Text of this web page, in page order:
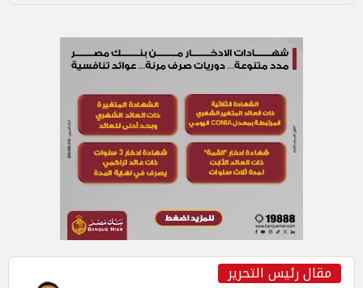
مقال رئيس التحرير